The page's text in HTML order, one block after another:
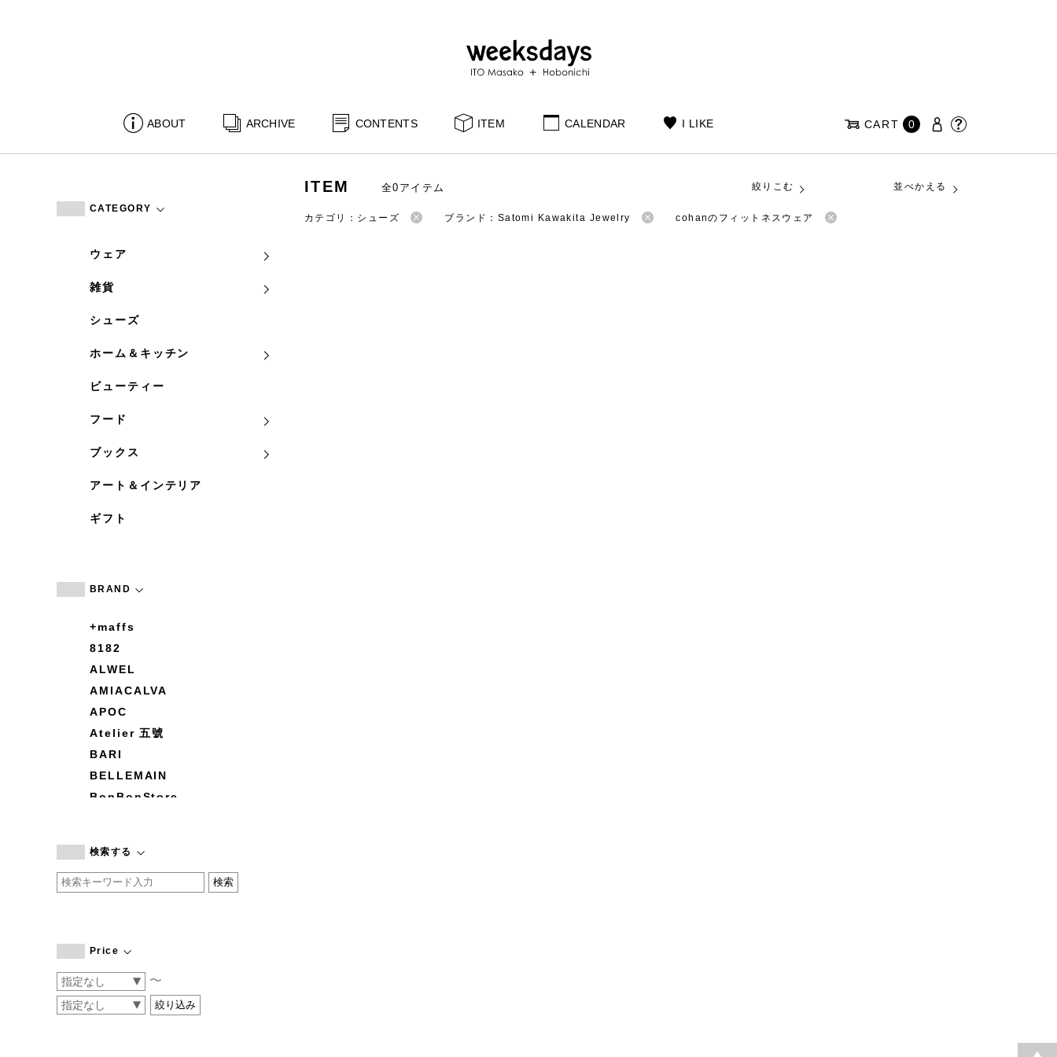
ABOUT ARCHIVE CONTENTS ITEM CALENDAR I LIKE CART 0
CATEGORY
ウェア
雑貨
シューズ
ホーム＆キッチン
ビューティー
フード
ブックス
アート＆インテリア
ギフト
BRAND
+maffs
8182
ALWEL
AMIACALVA
APOC
Atelier 五號
BARI
BELLEMAIN
BonBonStore
by basics
CATWORTH
COGTHEBIGSMOKE
CONVERSE
DEAN & DELUCA
検索する
Price
〜
ITEM 全0アイテム 絞りこむ 並べかえる
カテゴリ：シューズ ブランド：Satomi Kawakita Jewelry cohanのフィットネスウェア